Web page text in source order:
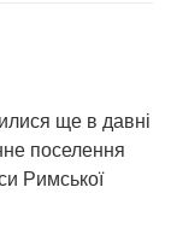
ще в давні
поселення
Римської